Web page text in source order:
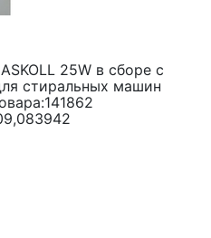
25W в сборе с
стиральных машин